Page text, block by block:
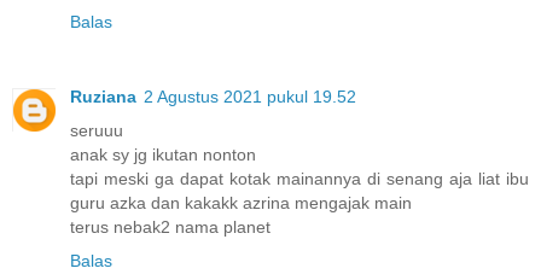
Balas
Ruziana 2 Agustus 2021 pukul 19.52
seruuu
anak sy jg ikutan nonton
tapi meski ga dapat kotak mainannya di senang aja liat ibu
guru azka dan kakakk azrina mengajak main
terus nebak2 nama planet
Balas